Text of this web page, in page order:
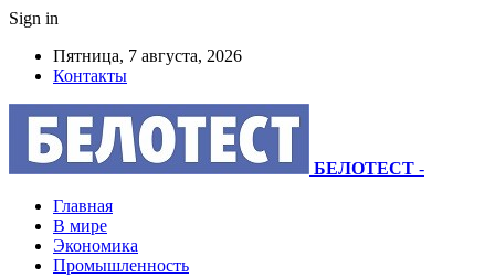
Sign in
Пятница, 7 августа, 2026
Контакты
БЕЛОТЕСТ -
Главная
В мире
Экономика
Промышленность